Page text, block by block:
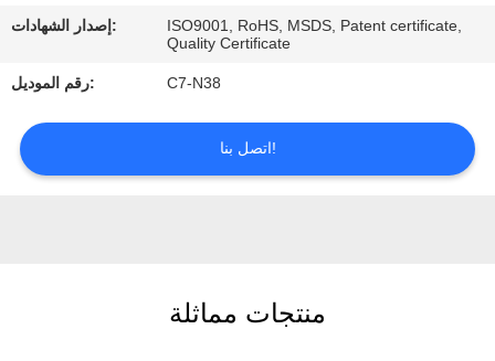
اتصل
أخبار
إصدار الشهادات:
ISO9001, RoHS, MSDS, Patent certificate,
Quality Certificate
رقم الموديل: C7-N38
اتصل بنا!
منتجات مماثلة